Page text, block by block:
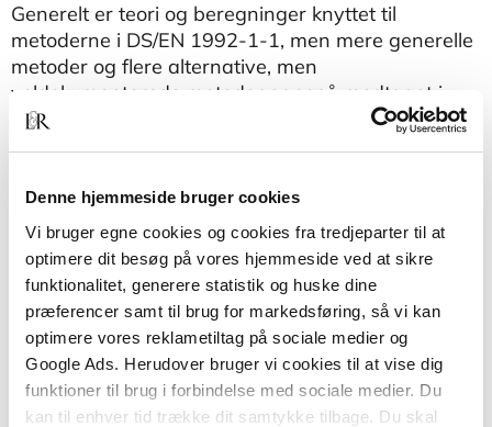
Denne hjemmeside bruger cookies
Vi bruger egne cookies og cookies fra tredjeparter til at
optimere dit besøg på vores hjemmeside ved at sikre
funktionalitet, generere statistik og huske dine
præferencer samt til brug for markedsføring, så vi kan
optimere vores reklametiltag på sociale medier og
Google Ads. Herudover bruger vi cookies til at vise dig
funktioner til brug i forbindelse med sociale medier. Du
kan til enhver tid trække dit samtykke tilbage. Du skal
Generelt er teori og beregninger knyttet til
metoderne i DS/EN 1992-1-1, men mere generelle
metoder og flere alternative, men
veldokumenterede metoder er også medtaget i
bogen.
beregningsmetoderne og opgaver.
Betonkonstruktioner efter DS/EN 1992-1-1er
skrevet til et grundkursus i beregning af
betonkonstruktioner. Den er primært skrevet som
en lærebog til ingeniøruddannelserne, men den vil
uden tvivl også finde anvendelse blandt virkende
ingeniører i virksomheder, hvor man beskæftiger
sig med projektering af betonkonstruktioner.